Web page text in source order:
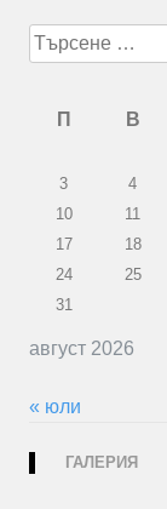
Търсене
за:
август 2026
П В
3
4
10
11
17
18
24
25
31
« юли
ГАЛЕРИЯ